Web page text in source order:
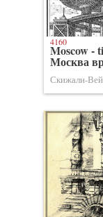
Moscow -
Москва
Скижали-
4160